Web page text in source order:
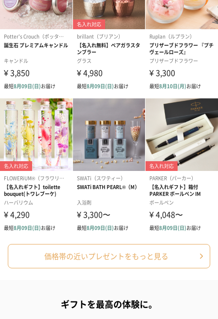
プリザーブドフラワー
ブーケ（ピンク）
（2,580円）
プリザーブドフラワー
ブーケ（ブルー）
（2,580円）
アミュレット
ク）（1,500円
ぬいぐるみ
愛らしいぬいぐるみを同梱してお届けします。
誕生日・記念日・出産祝いなどのシーンにおすすめです。
フラワーテディベア
（2,390円）
テディベア（バニラ）
（1,760円）
テディベア（
ル）（1,760円
紅茶・コーヒー・スイーツ
紅茶・コーヒー・スイーツを同梱してお届けいたします。ギフト
価格帯の近いプレゼントをもっと見る
ギフトを最高の体験に。